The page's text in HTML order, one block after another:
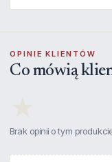
OPINIE KLIENTÓW
Co mówią
Brak opinii o tym